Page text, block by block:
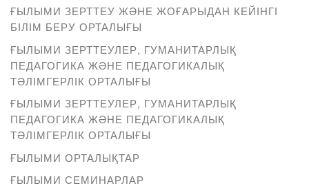
ҒЫЛЫМИ ЗЕРТТЕУ ЖӘНЕ ЖОҒАРЫДАН КЕЙІНГІ
БІЛІМ БЕРУ ОРТАЛЫҒЫ
ҒЫЛЫМИ ЗЕРТТЕУЛЕР, ГУМАНИТАРЛЫҚ
ПЕДАГОГИКА ЖӘНЕ ПЕДАГОГИКАЛЫҚ
ТӘЛІМГЕРЛІК ОРТАЛЫҒЫ
ҒЫЛЫМИ ЗЕРТТЕУЛЕР, ГУМАНИТАРЛЫҚ
ПЕДАГОГИКА ЖӘНЕ ПЕДАГОГИКАЛЫҚ
ТӘЛІМГЕРЛІК ОРТАЛЫҒЫ
ҒЫЛЫМИ ОРТАЛЫҚТАР
ҒЫЛЫМИ СЕМИНАРЛАР